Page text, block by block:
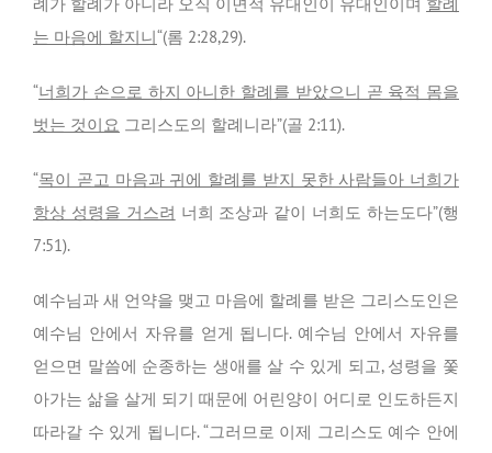
는 마음에 할지니“(롬 2:28,29).
“너희가 손으로 하지 아니한 할례를 받았으니 곧 육적 몸을
벗는 것이요 그리스도의 할례니라”(골 2:11).
“목이 곧고 마음과 귀에 할례를 받지 못한 사람들아 너희가
항상 성령을 거스려 너희 조상과 같이 너희도 하는도다”(행
7:51).
예수님과 새 언약을 맺고 마음에 할례를 받은 그리스도인은
예수님 안에서 자유를 얻게 됩니다. 예수님 안에서 자유를
얻으면 말씀에 순종하는 생애를 살 수 있게 되고, 성령을 쫓
아가는 삶을 살게 되기 때문에 어린양이 어디로 인도하든지
따라갈 수 있게 됩니다. “그러므로 이제 그리스도 예수 안에